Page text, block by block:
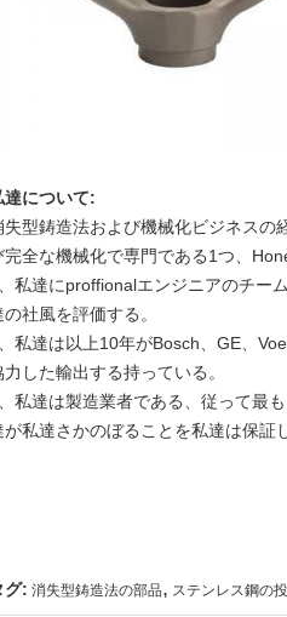
達について:
失型鋳造法および機械化ビジネスの
完全な機械化で専門である1つ、
私達にproffionalエンジニアのチー
の社風を評価する。
私達は以上10年がBosch、GE、
力した輸出する持っている 。
私達は製造業者である、従って最
が私達さかのぼることを私達は保証
グ: 消失型鋳造法の部品, ステンレス鋼の